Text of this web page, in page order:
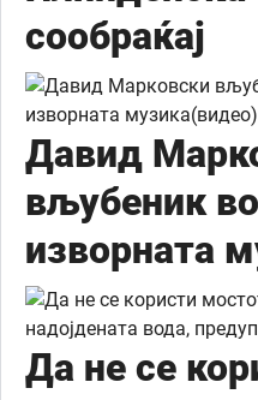
сообраќај
Давид
вљубеник
изворната
Да не се